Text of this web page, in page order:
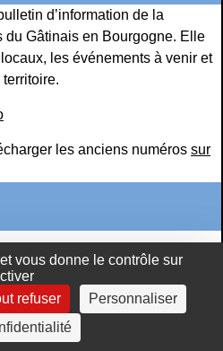
vous donne le contrôle sur
refuser
Personnaliser
d’information de la
du Gâtinais en Bourgogne. Elle
les événements à venir et
les anciens numéros sur
en version imprimée. Vous
de communes ou dans